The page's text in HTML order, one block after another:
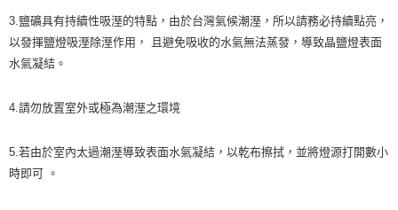
3.鹽礦具有持續性吸溼的特點，由於台灣氣候潮溼，所以請務必持續點亮，
以發揮鹽燈吸溼除溼作用， 且避免吸收的水氣無法蒸發，導致晶鹽燈表面
水氣凝結。
4.請勿放置室外或極為潮溼之環境
5.若由於室內太過潮溼導致表面水氣凝結，以乾布擦拭，並將燈源打開數小
時即可 。